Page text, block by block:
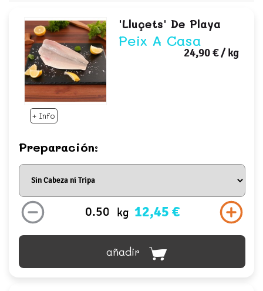
+ Info
'lluçets' De Playa
Peix A Casa
24,90 €/ kg
Preparación:
kg 12,45 €
añadir